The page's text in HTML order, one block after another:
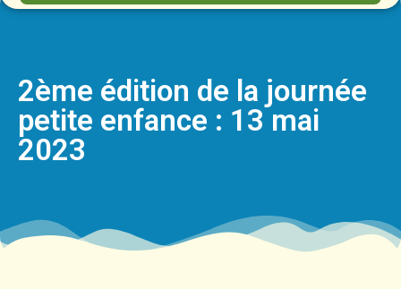
2ème édition de la journée
petite enfance : 13 mai
2023